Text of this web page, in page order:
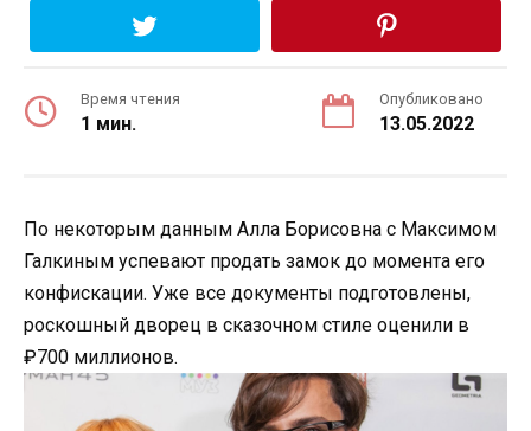
Время чтения
1 мин.
Опубликовано
13.05.2022
По некоторым данным Алла Борисовна с Максимом
Галкиным успевают продать замок до момента его
конфискации. Уже все документы подготовлены,
роскошный дворец в сказочном стиле оценили в
₽700 миллионов.